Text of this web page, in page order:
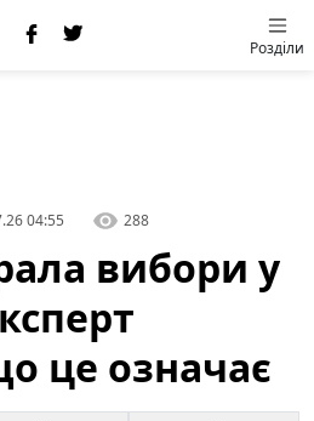
Розділи
04:55 288
вибори у
це означає